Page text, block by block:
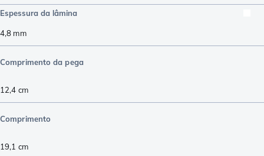
Espessura da lâmina
4,8 mm
Comprimento da pega
12,4 cm
Comprimento
19,1 cm